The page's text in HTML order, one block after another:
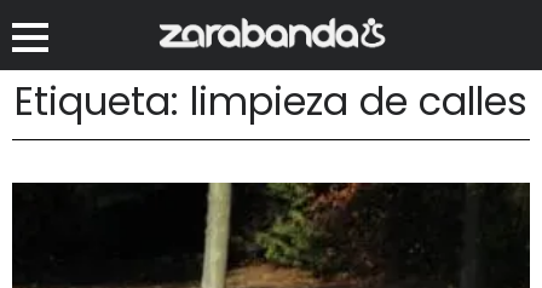
Etiqueta: limpieza de calles